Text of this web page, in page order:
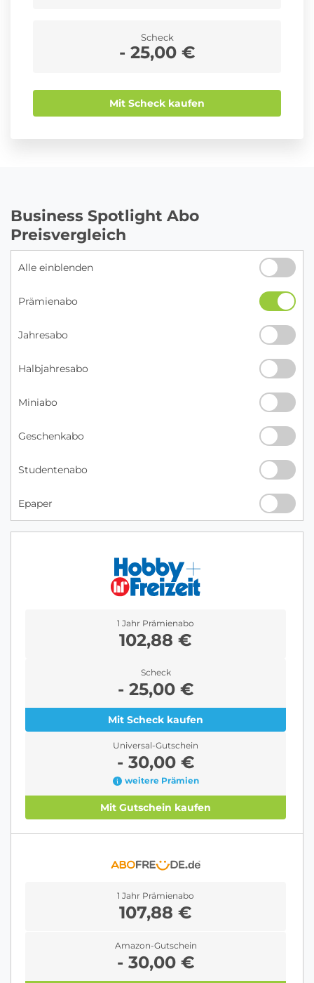
Scheck
- 25,00 €
Mit Scheck kaufen
Business Spotlight Abo
Preisvergleich
Alle einblenden
Prämienabo
Jahresabo
Halbjahresabo
Miniabo
Geschenkabo
Studentenabo
Epaper
1 Jahr Prämienabo
102,88 €
Scheck
- 25,00 €
Mit Scheck kaufen
Universal-Gutschein
- 30,00 €
weitere Prämien
Mit Gutschein kaufen
1 Jahr Prämienabo
107,88 €
Amazon-Gutschein
- 30,00 €